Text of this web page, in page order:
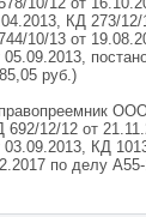
КД 273/
10/13 от
руб.)
12/12 от
КД
по делу